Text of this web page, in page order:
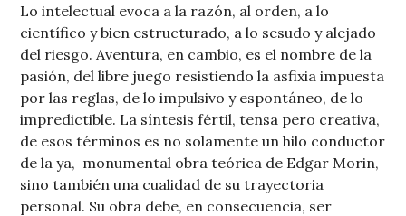
Lo intelectual evoca a la razón, al orden, a lo
científico y bien estructurado, a lo sesudo y alejado
del riesgo. Aventura, en cambio, es el nombre de la
pasión, del libre juego resistiendo la asfixia impuesta
por las reglas, de lo impulsivo y espontáneo, de lo
impredictible. La síntesis fértil, tensa pero creativa,
de esos términos es no solamente un hilo conductor
de la ya, monumental obra teórica de Edgar Morin,
sino también una cualidad de su trayectoria
personal. Su obra debe, en consecuencia, ser